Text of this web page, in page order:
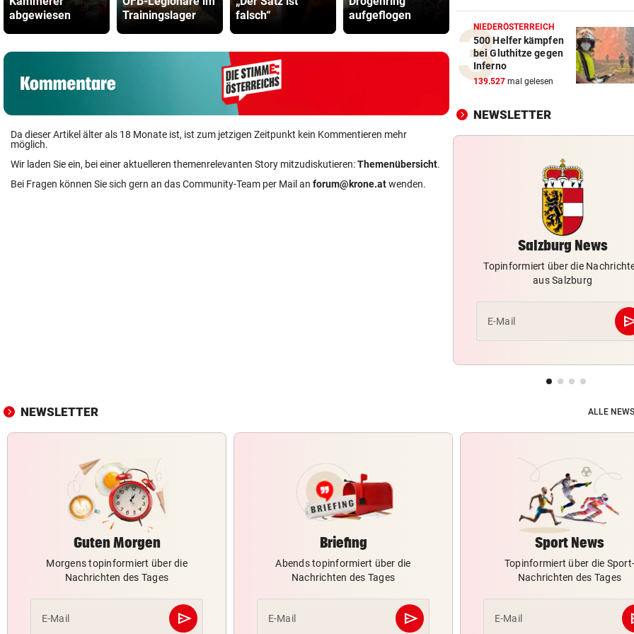
abgewiesen
Trainingslager
falsch“
aufgeflogen
zum Rücktritt auf
ist
Da dieser Artikel älter als 18 Monate ist, ist zum jetzigen Zeitpunkt kein Kommentieren mehr
möglich.
Wir laden Sie ein, bei einer aktuelleren themenrelevanten Story mitzudiskutieren:Themenübersicht.
Bei Fragen können Sie sich gern an das Community-Team per Mail an forum@krone.atwenden.
Verheerende Unwetter
massive Schäden an
LANGER EUROPACUPABEND vor
Salzburg: Lob von
„KRONE“-KOLUMNE
Austria Salzburg setzt auf
Leistungsprinzip
TROTZ KRANKHEIT
Starkoch Lafer kann’s nicht
NIEDERÖSTERREICH
500 Helfer kämpfen
bei Gluthitze gegen
Inferno
139.527 mal gelesen
NEWSLETTER
Salzburg News
Topinformiert über die
aus Salzburg
E-Mail
NEWSLETTER ALLE
Guten Morgen
Morgens topinformiert über die
Nachrichten des Tages
E-Mail send
Abschicken
Briefing
Abends topinformiert über die
Nachrichten des Tages
E-Mail send
Abschicken
Sport News
Topinformiert über die Sport-
Nachrichten des Tages
E-Mail